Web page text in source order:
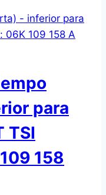
para
TSI
158